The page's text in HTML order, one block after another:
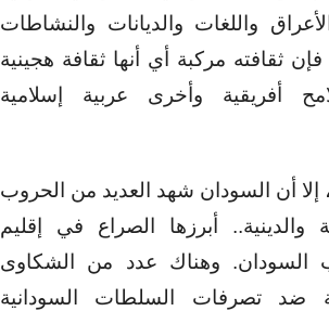
واللغات والديانات والنشاطات
فإن ثقافته مركبة أي أنها ثقافة هجينية
أفريقية وأخرى عربية إسلامية
إلا أن السودان شهد العديد من الحروب
والدينية.. أبرزها الصراع في إقليم
السودان. وهناك عدد من الشكاوى
ضد تصرفات السلطات السودانية